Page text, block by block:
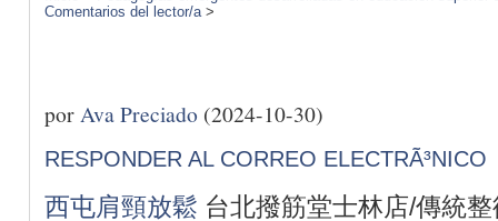
Comentarios del lector/a>
por Ava Preciado (2024-10-30)
RESPONDER AL CORREO ELECTRÃ³NICO
西屯肩頸放鬆 台北撥筋堂士林店/傳統